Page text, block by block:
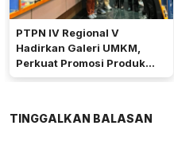
PTPN IV Regional V
Hadirkan Galeri UMKM,
Perkuat Promosi Produk
Mitra Binaan Melalui Inovasi
TINGGALKAN BALASAN